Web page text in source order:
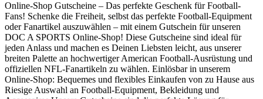
Online-Shop Gutscheine – Das perfekte Geschenk für Football-
Fans! Schenke die Freiheit, selbst das perfekte Football-Equipment
oder Fanartikel auszuwählen – mit einem Gutschein für unseren
DOC A SPORTS Online-Shop! Diese Gutscheine sind ideal für
jeden Anlass und machen es Deinen Liebsten leicht, aus unserer
breiten Palette an hochwertiger American Football-Ausrüstung und
offiziellen NFL-Fanartikeln zu wählen. Einlösbar in unserem
Online-Shop: Bequemes und flexibles Einkaufen von zu Hause aus
Riesige Auswahl an Football-Equipment, Bekleidung und